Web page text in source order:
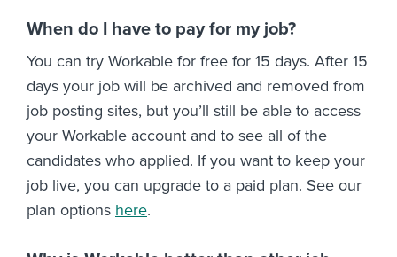
When do I have to pay for my job?
You can try Workable for free for 15 days. After 15
days your job will be archived and removed from
job posting sites, but you’ll still be able to access
your Workable account and to see all of the
candidates who applied. If you want to keep your
job live, you can upgrade to a paid plan. See our
plan options here.